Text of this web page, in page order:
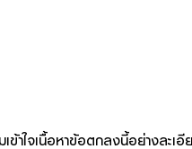
าใจเนื้อหาข้อตกลงนี้อย่างละเอี